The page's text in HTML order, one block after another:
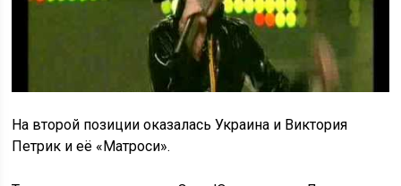
На второй позиции оказалась Украина и Виктория
Петрик и её «Матроси».